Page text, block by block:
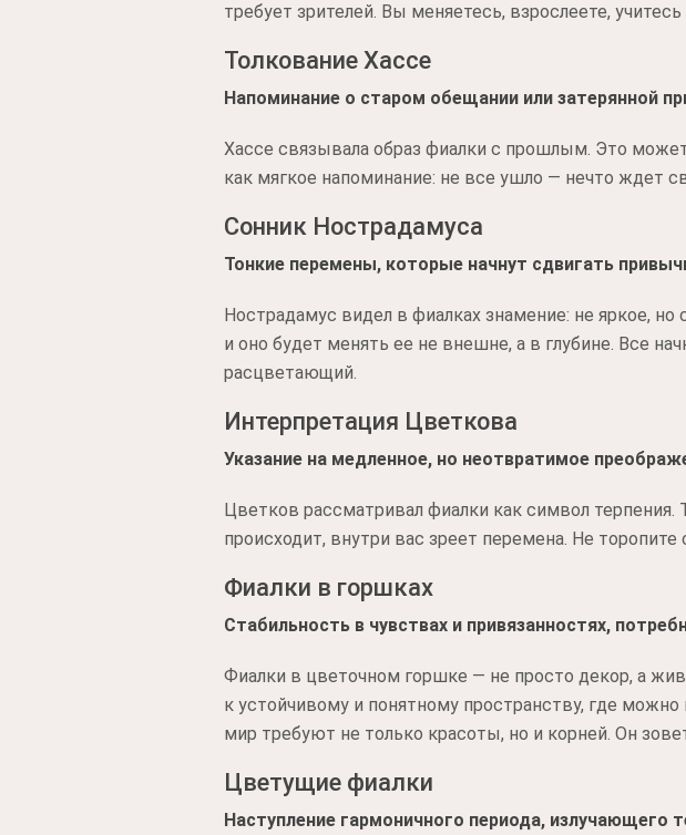
требует зрителей. Вы меняетесь, взрослеете,
Толкование Хассе
Напоминание о старом обещании или затерянной
Хассе связывала образ фиалки с прошлым. Это
как мягкое напоминание: не все ушло — нечто ждет
Сонник Нострадамуса
Тонкие перемены, которые начнут сдвигать
Нострадамус видел в фиалках знамение: не яркое,
и оно будет менять ее не внешне, а в глубине. Все
расцветающий.
Интерпретация Цветкова
Указание на медленное, но неотвратимое
Цветков рассматривал фиалки как символ терпения.
происходит, внутри вас зреет перемена. Не
Фиалки в горшках
Стабильность в чувствах и привязанностях,
Фиалки в цветочном горшке — не просто декор, а
к устойчивому и понятному пространству, где
мир требуют не только красоты, но и корней. Он
Цветущие фиалки
Наступление гармоничного периода, излучающего